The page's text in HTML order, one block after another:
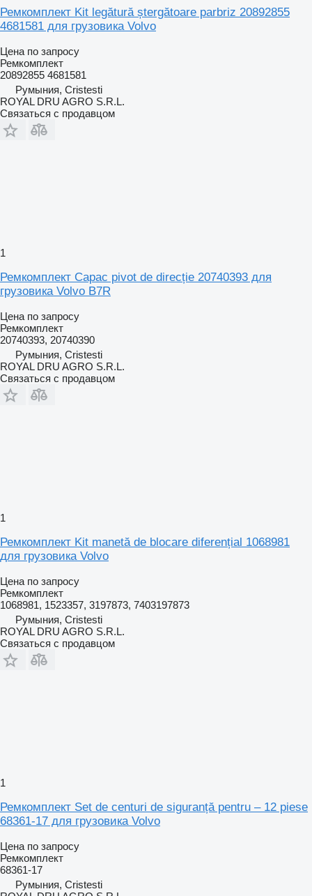
Ремкомплект Kit legătură ștergătoare parbriz 20892855
4681581 для грузовика Volvo
Цена по запросу
Ремкомплект
20892855 4681581
Румыния, Cristesti
ROYAL DRU AGRO S.R.L.
Связаться с продавцом
1
Ремкомплект Capac pivot de direcție 20740393 для
грузовика Volvo B7R
Цена по запросу
Ремкомплект
20740393, 20740390
Румыния, Cristesti
ROYAL DRU AGRO S.R.L.
Связаться с продавцом
1
Ремкомплект Kit manetă de blocare diferențial 1068981
для грузовика Volvo
Цена по запросу
Ремкомплект
1068981, 1523357, 3197873, 7403197873
Румыния, Cristesti
ROYAL DRU AGRO S.R.L.
Связаться с продавцом
1
Ремкомплект Set de centuri de siguranță pentru – 12 piese
68361-17 для грузовика Volvo
Цена по запросу
Ремкомплект
68361-17
Румыния, Cristesti